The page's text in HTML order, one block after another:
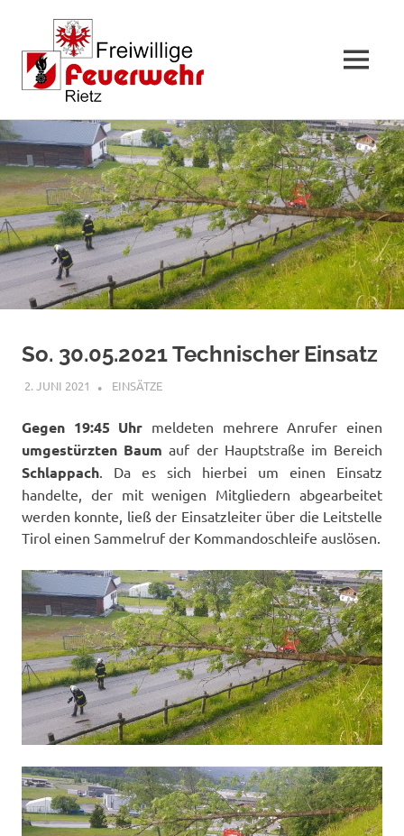
Zum
Inhalt
springen
MENÜ
So. 30.05.2021 Technischer Einsatz
2. JUNI 2021 RAINER SCHUCHTER
EINSÄTZE
Gegen 19:45 Uhr meldeten mehrere Anrufer einen
umgestürzten Baum auf der Hauptstraße im Bereich
Schlappach . Da es sich hierbei um einen Einsatz
handelte, der mit wenigen Mitgliedern abgearbeitet
werden konnte, ließ der Einsatzleiter über die Leitstelle
Tirol einen Sammelruf der Kommandoschleife auslösen.